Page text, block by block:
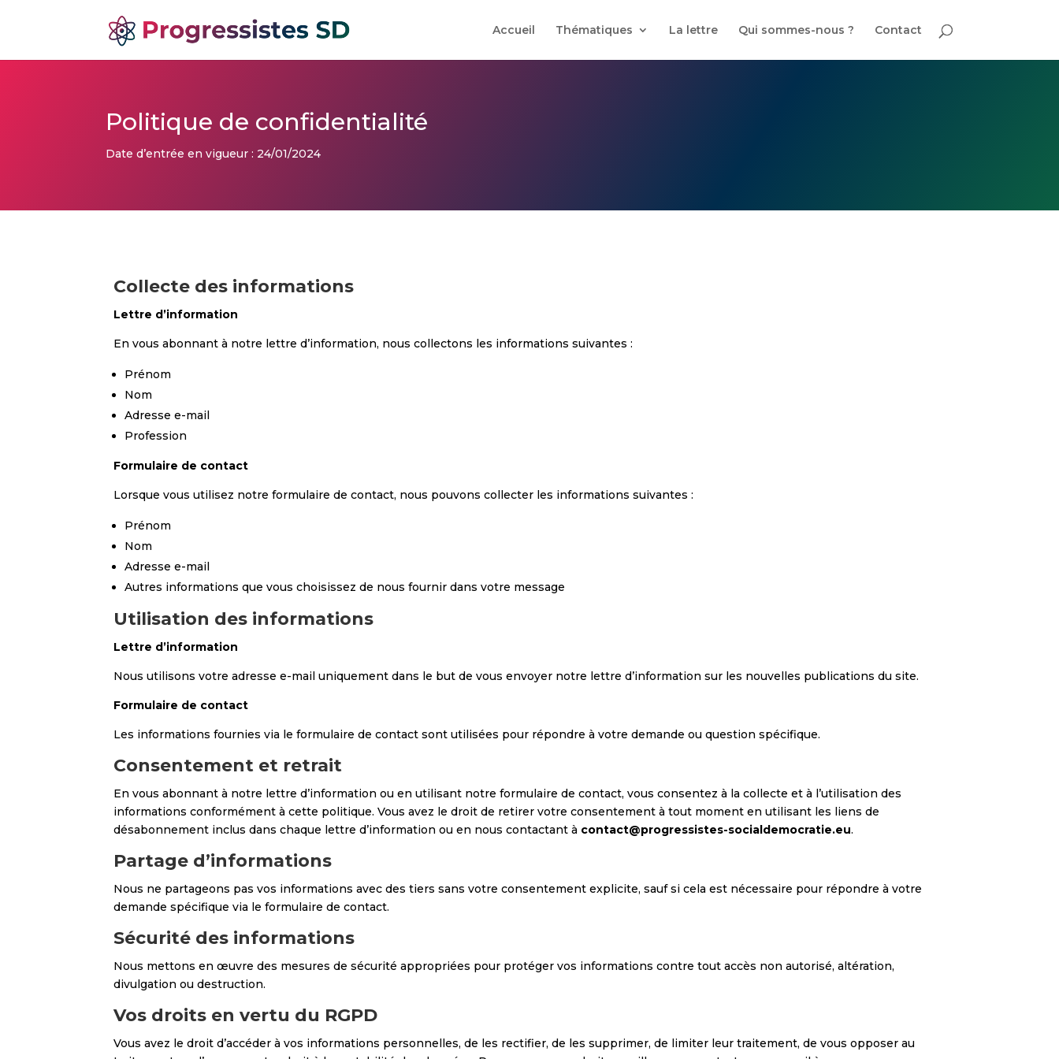
Accueil Thématiques La lettre Qui sommes-nous ? Contact
Politique de confidentialité
Date d’entrée en vigueur : 24/01/2024
Collecte des informations
Lettre d’information
En vous abonnant à notre lettre d’information, nous collectons les informations suivantes :
Prénom
Nom
Adresse e-mail
Profession
Formulaire de contact
Lorsque vous utilisez notre formulaire de contact, nous pouvons collecter les informations suivantes :
Prénom
Nom
Adresse e-mail
Autres informations que vous choisissez de nous fournir dans votre message
Utilisation des informations
Lettre d’information
Nous utilisons votre adresse e-mail uniquement dans le but de vous envoyer notre lettre d’information sur les nouvelles publications du site.
Formulaire de contact
Les informations fournies via le formulaire de contact sont utilisées pour répondre à votre demande ou question spécifique.
Consentement et retrait
En vous abonnant à notre lettre d’information ou en utilisant notre formulaire de contact, vous consentez à la collecte et à l’utilisation des
informations conformément à cette politique. Vous avez le droit de retirer votre consentement à tout moment en utilisant les liens de
désabonnement inclus dans chaque lettre d’information ou en nous contactant à contact@progressistes-socialdemocratie.eu.
Partage d’informations
Nous ne partageons pas vos informations avec des tiers sans votre consentement explicite, sauf si cela est nécessaire pour répondre à votre
demande spécifique via le formulaire de contact.
Sécurité des informations
Nous mettons en œuvre des mesures de sécurité appropriées pour protéger vos informations contre tout accès non autorisé, altération,
divulgation ou destruction.
Vos droits en vertu du RGPD
Vous avez le droit d’accéder à vos informations personnelles, de les rectifier, de les supprimer, de limiter leur traitement, de vous opposer au